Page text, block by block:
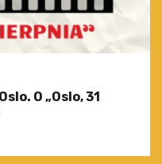
O „Oslo, 31